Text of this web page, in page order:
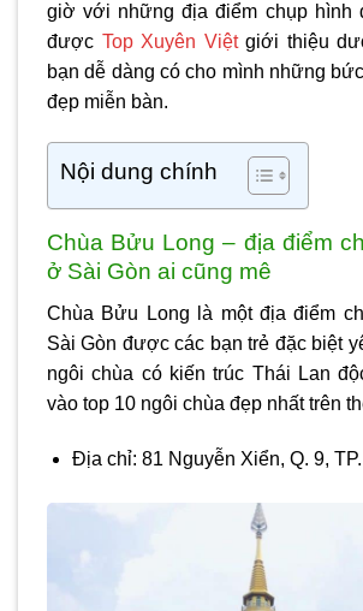
giờ với nhữngđịa điểm chụp hình
được Top Xuyên Việtgiới thiệu
bạn dễ dàng có cho mình những
đẹp miễn bàn.
Nội dung chính
Chùa Bửu Long – địa điểm
ở Sài Gòn ai cũng mê
Chùa Bửu Long là một địa điểm
Sài Gòn được các bạn trẻ đặc biệt
ngôi chùa có kiến trúc Thái Lan
vào top 10 ngôi chùa đẹp nhất trên
Địa chỉ: 81 Nguyễn Xiển, Q. 9,